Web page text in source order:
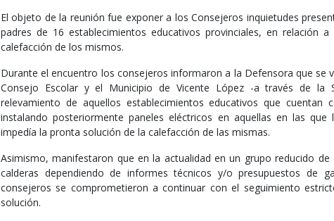
El objeto de la reunión fue exponer a los Consejeros inquietudes
padres de 16 establecimientos educativos provinciales, en
calefacción de los mismos.
Durante el encuentro los consejeros informaron a la Defensora que se
Consejo Escolar y el Municipio de Vicente López -a través de la
relevamiento de aquellos establecimientos educativos que
instalando posteriormente paneles eléctricos en aquellas en las
impedía la pronta solución de la calefacción de las mismas.
Asimismo, manifestaron que en la actualidad en un grupo reducido
calderas dependiendo de informes técnicos y/o presupuestos de
consejeros se comprometieron a continuar con el seguimiento
solución.